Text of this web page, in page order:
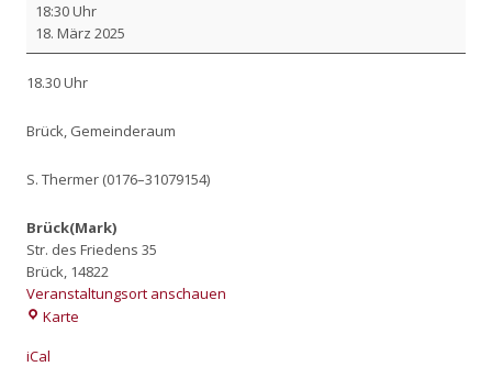
be
Kir­
chor
18:30 Uhr
18. März 2025
18.30 Uhr
Brück, Gemein­de­raum
S. Ther­mer (0176–31079154)
Brück(Mark)
Str. des Friedens 35
Brück, 14822
Veranstaltungsort anschauen
Karte
iCal